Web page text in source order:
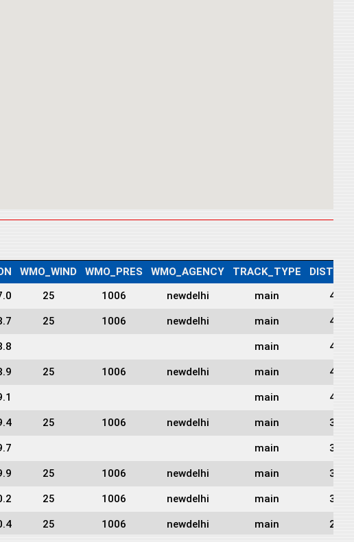
WMO_WIND WMO_PRES WMO_AGENCY TRACK_TYPE
25 1006 newdelhi main 422
25 1006 newdelhi main 492
main 478
25 1006 newdelhi main 453
main 424
25 1006 newdelhi main 393
main 361
25 1006 newdelhi main 334
25 1006 newdelhi main 305
25 1006 newdelhi main 281